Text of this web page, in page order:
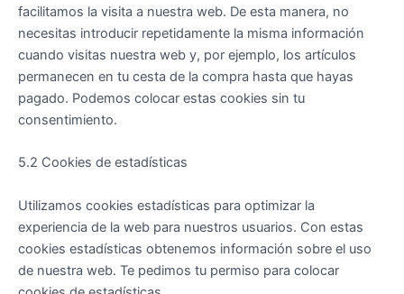
facilitamos la visita a nuestra web. De esta manera, no
necesitas introducir repetidamente la misma información
cuando visitas nuestra web y, por ejemplo, los artículos
permanecen en tu cesta de la compra hasta que hayas
pagado. Podemos colocar estas cookies sin tu
consentimiento.
5.2 Cookies de estadísticas
Utilizamos cookies estadísticas para optimizar la
experiencia de la web para nuestros usuarios. Con estas
cookies estadísticas obtenemos información sobre el uso
de nuestra web. Te pedimos tu permiso para colocar